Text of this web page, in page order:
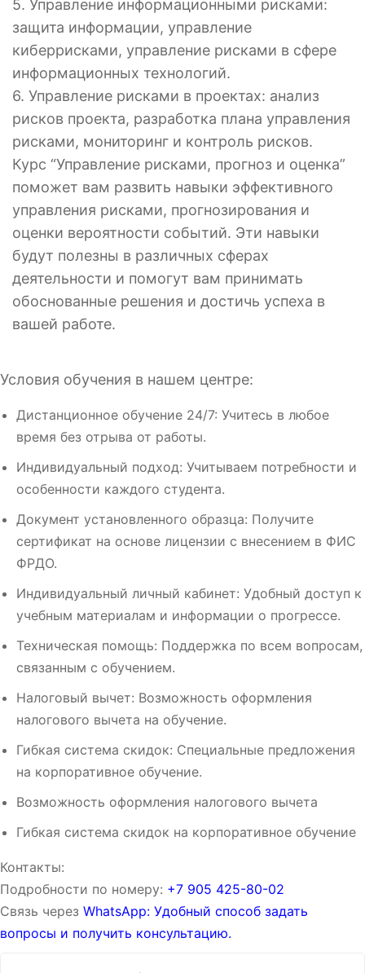
5. Управление информационными рисками:
защита информации, управление
киберрисками, управление рисками в сфере
информационных технологий.
6. Управление рисками в проектах: анализ
рисков проекта, разработка плана управления
рисками, мониторинг и контроль рисков.
Курс “Управление рисками, прогноз и оценка”
поможет вам развить навыки эффективного
управления рисками, прогнозирования и
оценки вероятности событий. Эти навыки
будут полезны в различных сферах
деятельности и помогут вам принимать
обоснованные решения и достичь успеха в
вашей работе.
Условия обучения в нашем центре:
Дистанционное обучение 24/7: Учитесь в любое
время без отрыва от работы.
Индивидуальный подход: Учитываем потребности и
особенности каждого студента.
Документ установленного образца: Получите
сертификат на основе лицензии с внесением в ФИС
ФРДО.
Индивидуальный личный кабинет: Удобный доступ к
учебным материалам и информации о прогрессе.
Техническая помощь: Поддержка по всем вопросам,
связанным с обучением.
Налоговый вычет: Возможность оформления
налогового вычета на обучение.
Гибкая система скидок: Специальные предложения
на корпоративное обучение.
Возможность оформления налогового вычета
Гибкая система скидок на корпоративное обучение
Контакты:
Подробности по номеру: ‪‪+7 905 425-80-02‬‬
Связь через WhatsApp: Удобный способ задать
вопросы и получить консультацию.